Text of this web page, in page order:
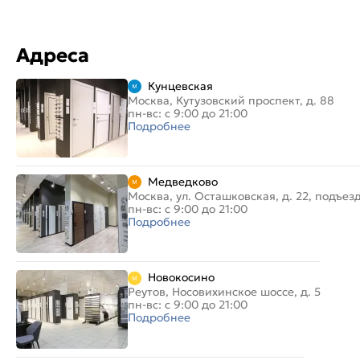
Адреса
Кунцевская
Москва, Кутузовский проспект, д. 88
пн-вс: с 9:00 до 21:00
Подробнее
Медведково
Москва, ул. Осташковская, д. 22,
пн-вс: с 9:00 до 21:00
Подробнее
Новокосино
Реутов, Носовихинское шоссе, д. 5
пн-вс: с 9:00 до 21:00
Подробнее